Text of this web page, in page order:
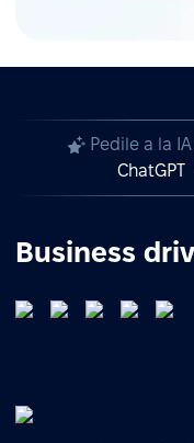
Pedile a la
ChatGPT
Business